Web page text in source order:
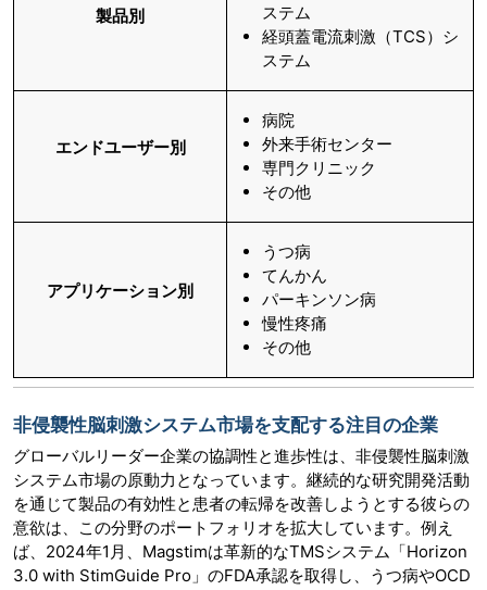
製品別
ステム
経頭蓋電流刺激（TCS）シ
ステム
エンドユーザー別
病院
外来手術センター
専門クリニック
その他
アプリケーション別
うつ病
てんかん
パーキンソン病
慢性疼痛
その他
非侵襲性脳刺激システム市場を支配する注目の企業
グローバルリーダー企業の協調性と進歩性は、非侵襲性脳刺激
システム市場の原動力となっています。継続的な研究開発活動
を通じて製品の有効性と患者の転帰を改善しようとする彼らの
意欲は、この分野のポートフォリオを拡大しています。例え
ば、2024年1月、Magstimは革新的なTMSシステム「Horizo​​n
3.0 with StimGuide Pro」のFDA承認を取得し、うつ病やOCD